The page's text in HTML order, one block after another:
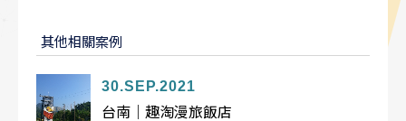
其他相關案例
30.SEP.2021
台南｜趣淘漫旅飯店